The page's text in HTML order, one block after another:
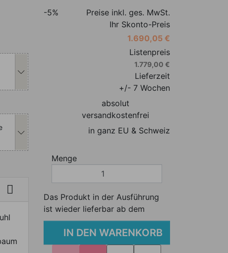
Produkt individuell anpassen
Produkt individuell anpassen

-5%
Preise inkl. ges. MwSt.
Ihr Skonto-Preis
1.690,05 €
Listenpreis
1.779,00 €
Lieferzeit
+/- 7 Wochen
absolut
versandkostenfrei
in ganz EU & Schweiz
Menge
Das Produkt in der Ausführung
ist wieder lieferbar ab dem
IN DEN WARENKORB